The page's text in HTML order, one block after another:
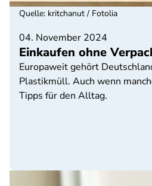
04. November 2024
Einkaufen ohne
Europaweit gehört
Plastikmüll. Auch wenn
Tipps für den Alltag.
Quelle: kritchanut / Fotolia